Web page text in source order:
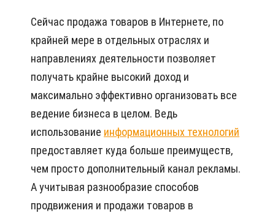
Сейчас продажа товаров в Интернете, по
крайней мере в отдельных отраслях и
направлениях деятельности позволяет
получать крайне высокий доход и
максимально эффективно организовать все
ведение бизнеса в целом. Ведь
использование информационных технологий
предоставляет куда больше преимуществ,
чем просто дополнительный канал рекламы.
А учитывая разнообразие способов
продвижения и продажи товаров в